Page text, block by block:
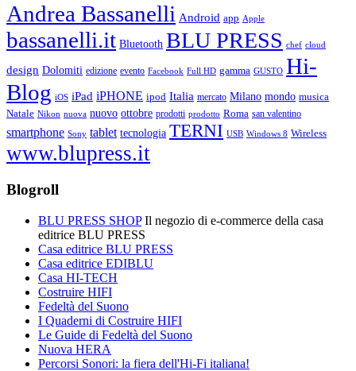
Andrea Bassanelli Android app Apple
bassanelli.it Bluetooth BLU PRESS chef cloud
design Dolomiti edizione evento Facebook Full HD gamma GUSTO Hi-
Blog iOS iPad iPHONE ipod Italia mercato Milano mondo musica
Natale Nikon nuova nuovo ottobre prodotti prodotto Roma san valentino
smartphone Sony tablet tecnologia TERNI USB Windows 8 Wireless
www.blupress.it
Blogroll
BLU PRESS SHOPIl negozio di e-commerce della casa
editrice BLU PRESS
Casa editrice BLU PRESS
Casa editrice EDIBLU
Casa HI-TECH
Costruire HIFI
Fedeltà del Suono
I Quaderni di Costruire HIFI
Le Guide di Fedeltà del Suono
Nuova HERA
Percorsi Sonori: la fiera dell'Hi-Fi italiana!